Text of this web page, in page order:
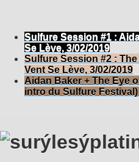
Sulfure Session #1 :
Se Lève, 3/02/2019
Sulfure Session #2 :
Vent Se Lève, 3/02/2019
Aidan Baker + The Eye
intro du Sulfure